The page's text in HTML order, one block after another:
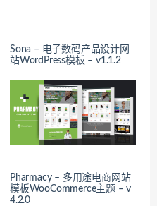
Sona – 电子数码产品设计网
站WordPress模板 – v1.1.2
Pharmacy – 多用途电商网站
模板WooCommerce主题 – v
4.2.0